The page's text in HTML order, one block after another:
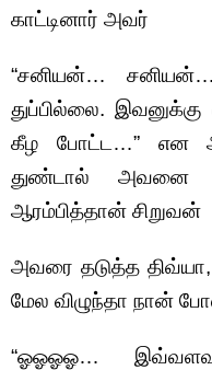
காட்டினார் அவர்
“சனியன்…
துப்பில்லை.
கீழ போட்ட…” என
துண்டால் அவனை
ஆரம்பித்தான் சிறுவன்
அவரை தடுத்த
மேல விழுந்தா நான்
“ஓஓஓஓ‌‌…